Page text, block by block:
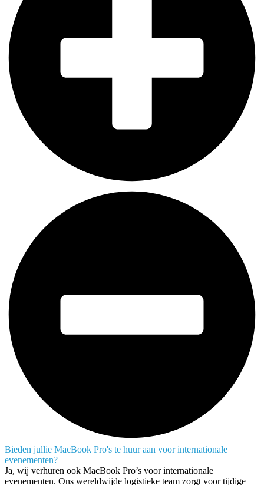
Bieden jullie MacBook Pro's te huur aan voor internationale
evenementen?
Ja, wij verhuren ook MacBook Pro’s voor internationale
evenementen. Ons wereldwijde logistieke team zorgt voor tijdige